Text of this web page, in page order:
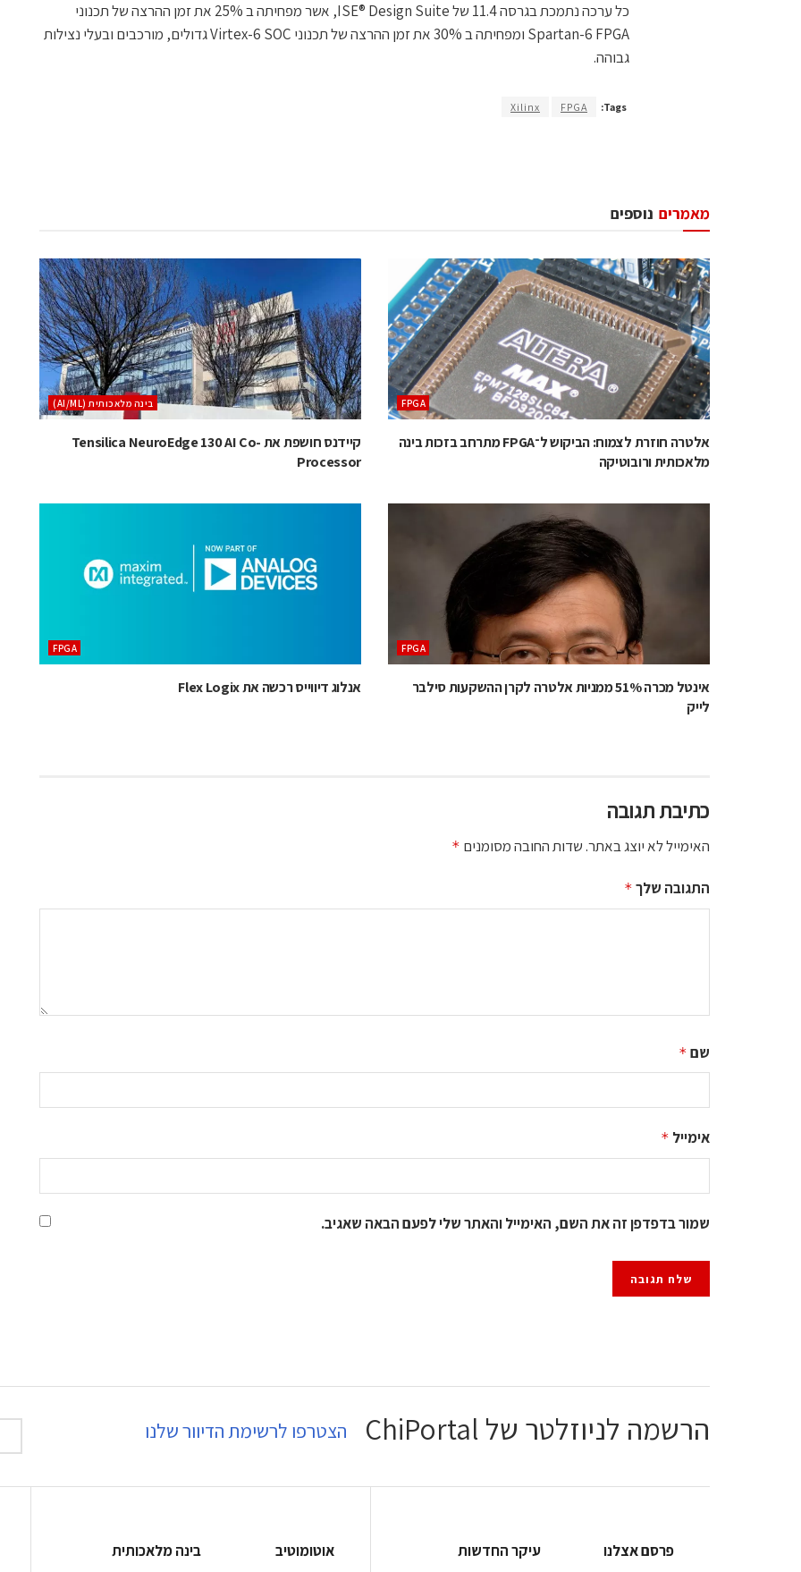
כל ערכה נתמכת בגרסה 11.4 של ISE® Design Suite, אשר מפחיתה ב 25% את זמן ההרצה של תכנוני
Spartan-6 FPGA ומפחיתה ב 30% את זמן ההרצה של תכנוני Virtex-6 SOC גדולים, מורכבים ובעלי נצילות
גבוהה.
Tags:
FPGA
Xilinx
נוספים מאמרים
‫‪FPGA‬‬
אלטרה חוזרת לצמוח: הביקוש ל־FPGA מתרחב בזכות בינה
מלאכותית ורובוטיקה
בינה מלאכותית (AI/ML)
קיידנס חושפת את Tensilica NeuroEdge 130 AI Co-
Processor
‫‪FPGA‬‬
אינטל מכרה 51% ממניות אלטרה לקרן ההשקעות סילבר
לייק
‫‪FPGA‬‬
אנלוג דיווייס רכשה את Flex Logix
כתיבת תגובה
האימייל לא יוצג באתר.שדות החובה מסומנים *
התגובה שלך *
שם *
אימייל *
שמור בדפדפן זה את השם, האימייל והאתר שלי לפעם הבאה שאגיב.
הרשמה לניוזלטר של ChiPortal הצטרפו לרשימת הדיוור שלנו
פרסם אצלנו
עיקר החדשות
אוטומוטיב
בינה מלאכותית